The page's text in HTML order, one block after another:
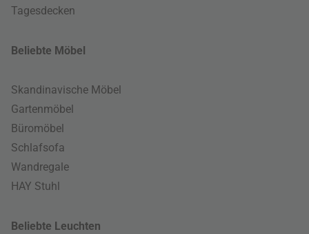
Tagesdecken
Beliebte Möbel
Skandinavische Möbel
Gartenmöbel
Büromöbel
Schlafsofa
Wandregale
HAY Stuhl
Beliebte Leuchten